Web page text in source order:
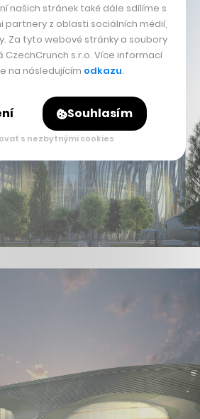
našich stránek také dále sdílíme s
partnery z oblasti sociálních médií,
Za tyto webové stránky a soubory
CzechCrunch s.r.o. Více informací
na následujícím odkazu.
Souhlasím
s nezbytnými cookies